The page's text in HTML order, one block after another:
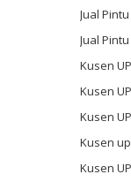
Jual
Jual
Kusen
Kusen
Kusen
Kusen
Kusen